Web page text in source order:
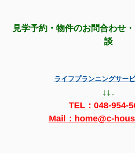
見学予約・物件のお問合わせ
談
ライフプランニングサー
↓↓↓
TEL： 048-954-
Mail：home@c-